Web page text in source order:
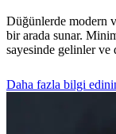
Düğünlerde modern
bir arada sunar.
sayesinde gelinler ve
Daha fazla bilgi